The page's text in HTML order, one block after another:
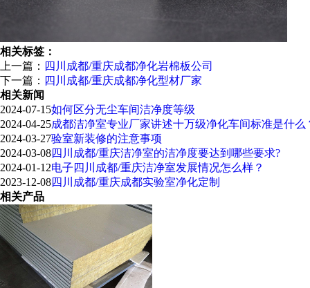
相关标签：
上一篇： 四川成都/重庆成都净化岩棉板公司
下一篇： 四川成都/重庆成都净化型材厂家
相关新闻
2024-07-15如何区分无尘车间洁净度等级
2024-04-25成都洁净室专业厂家讲述十万级净化车间标准是什么
2024-03-27验室新装修的注意事项
2024-03-08四川成都/重庆洁净室的洁净度要达到哪些要求?
2024-01-12电子四川成都/重庆洁净室发展情况怎么样？
2023-12-08四川成都/重庆成都实验室净化定制
相关产品